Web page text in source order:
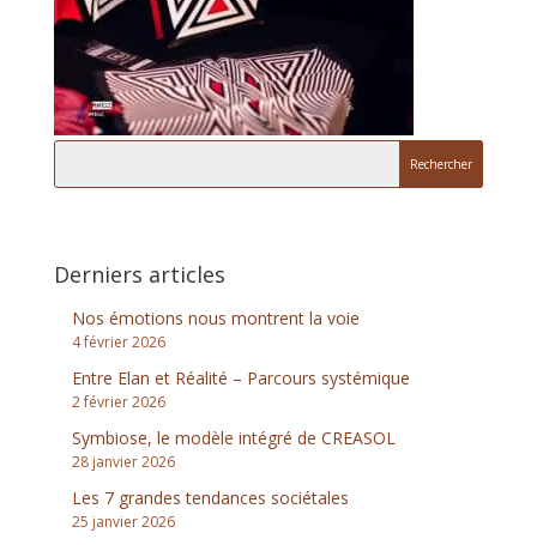
Derniers articles
Nos émotions nous montrent la voie
4 février 2026
Entre Elan et Réalité – Parcours systémique
2 février 2026
Symbiose, le modèle intégré de CREASOL
28 janvier 2026
Les 7 grandes tendances sociétales
25 janvier 2026